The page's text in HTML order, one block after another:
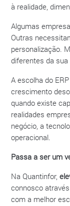
à realidade,
Algumas
Outras
personalização.
diferentes da sua
A escolha do
crescimento
quando existe
realidades
negócio, a
operacional.
Passa a ser um
Na Quantinfor,
connosco
com a melhor